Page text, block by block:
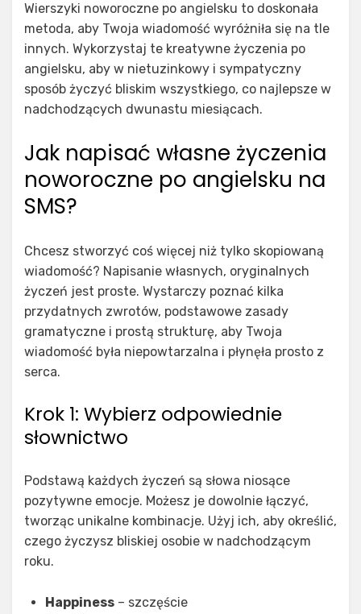
Wierszyki noworoczne po angielsku to doskonała
metoda, aby Twoja wiadomość wyróżniła się na tle
innych. Wykorzystaj te kreatywne życzenia po
angielsku, aby w nietuzinkowy i sympatyczny
sposób życzyć bliskim wszystkiego, co najlepsze w
nadchodzących dwunastu miesiącach.
Jak napisać własne życzenia
noworoczne po angielsku na
SMS?
Chcesz stworzyć coś więcej niż tylko skopiowaną
wiadomość? Napisanie własnych, oryginalnych
życzeń jest proste. Wystarczy poznać kilka
przydatnych zwrotów, podstawowe zasady
gramatyczne i prostą strukturę, aby Twoja
wiadomość była niepowtarzalna i płynęła prosto z
serca.
Krok 1: Wybierz odpowiednie
słownictwo
Podstawą każdych życzeń są słowa niosące
pozytywne emocje. Możesz je dowolnie łączyć,
tworząc unikalne kombinacje. Użyj ich, aby określić,
czego życzysz bliskiej osobie w nadchodzącym
roku.
Happiness – szczęście